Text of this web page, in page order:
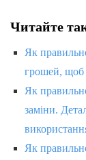
Читайте
Як
грошей, щоб
Як
заміни.
Як